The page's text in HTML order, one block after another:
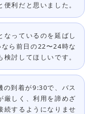
便利だと思いました。
なっているのを延ばし
ら前日の22〜24時な
検討してほしいです。
の到着が9:30で、バス
厳しく、利用を諦めざ
続するようになりませ